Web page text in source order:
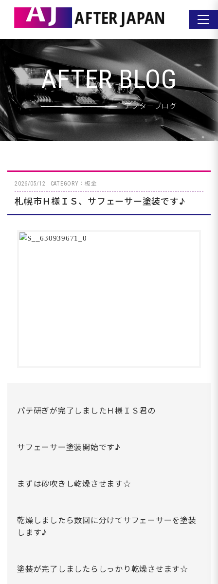
AFTER BLOG
アフターブログ
2026/05/12 CATEGORY：板金
札幌市Ｈ様ＩＳ、サフェーサー塗装です♪
パテ研ぎが完了しましたＨ様ＩＳ君の
サフェーサー塗装開始です♪
まずは砂吹きし乾燥させます☆
乾燥しましたら数回に分けてサフェーサーを塗装
します♪
塗装が完了しましたらしっかり乾燥させます☆